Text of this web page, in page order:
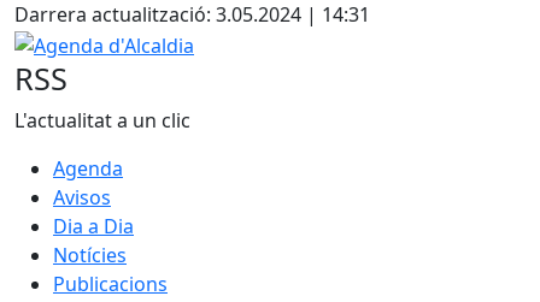
Darrera actualització: 3.05.2024 | 14:31
Agenda d'Alcaldia
RSS
L'actualitat a un clic
Agenda
Avisos
Dia a Dia
Notícies
Publicacions